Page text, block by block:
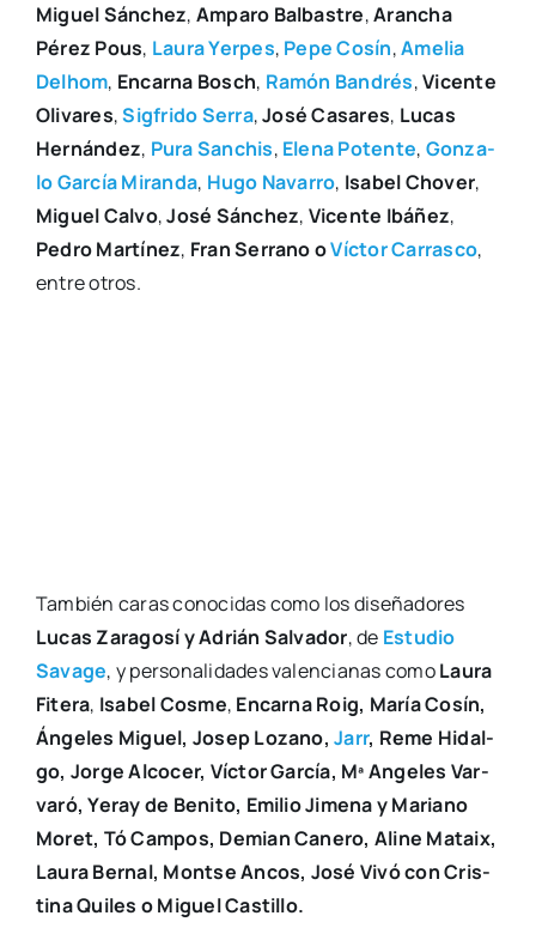
Miguel Sán­chez, Ampa­ro Bal­bas­tre,Aran­cha
Pérez Pous, Lau­ra Yer­pes, Pepe Cosín,Ame­lia
Delhom, Encar­na Bosch, Ramón Ban­drés,Vicen­te
Oli­va­res,Sig­fri­do Serra,José Casa­res, Lucas
Her­nán­dez, Pura San­chis, Ele­na Poten­te, Gon­za­
lo Gar­cía Miran­da, Hugo Nava­rro, Isa­bel Cho­ver,
Miguel Cal­vo,José Sán­chez, Vicen­te Ibá­ñez,
Pedro Mar­tí­nez, Fran Serrano oVíc­tor Carras­co,
entre otros.
Tam­bién caras cono­ci­das como los dise­ña­do­res
Lucas Zara­go­sí y Adrián Sal­va­dor, de Estu­dio
Sava­ge, y per­so­na­li­da­des valen­cia­nas comoLau­ra
Fite­ra, Isa­bel Cos­me, Encar­na Roig, María Cosín,
Ánge­les Miguel, Josep Lozano,Jarr, Reme Hidal­
go, Jor­ge Alco­cer, Víc­tor Gar­cía, Mª Ange­les Var­
va­ró, Yeray de Beni­to, Emi­lio Jime­na y Mariano
Moret, Tó Cam­pos, Demian Cane­ro, Ali­ne Mataix,
Lau­ra Ber­nal, Mon­tse Ancos, José Vivó con Cris­
ti­na Qui­les o Miguel Cas­ti­llo.